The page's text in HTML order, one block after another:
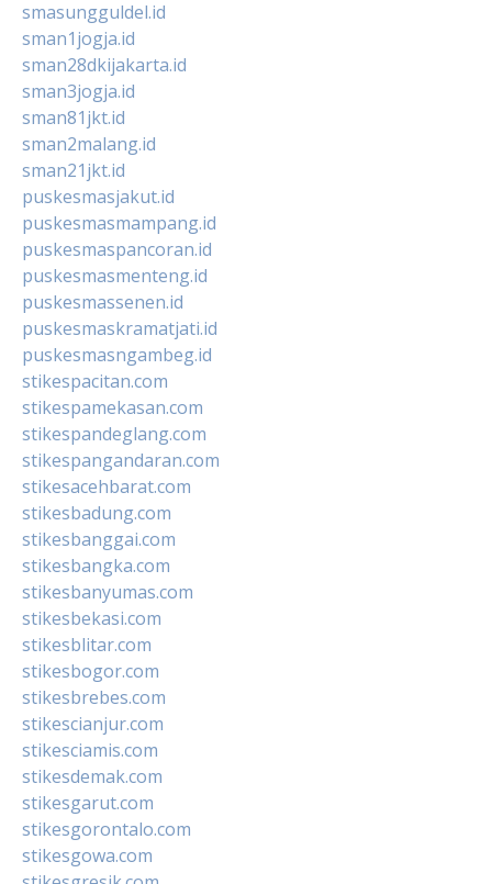
smasungguldel.id
sman1jogja.id
sman28dkijakarta.id
sman3jogja.id
sman81jkt.id
sman2malang.id
sman21jkt.id
puskesmasjakut.id
puskesmasmampang.id
puskesmaspancoran.id
puskesmasmenteng.id
puskesmassenen.id
puskesmaskramatjati.id
puskesmasngambeg.id
stikespacitan.com
stikespamekasan.com
stikespandeglang.com
stikespangandaran.com
stikesacehbarat.com
stikesbadung.com
stikesbanggai.com
stikesbangka.com
stikesbanyumas.com
stikesbekasi.com
stikesblitar.com
stikesbogor.com
stikesbrebes.com
stikescianjur.com
stikesciamis.com
stikesdemak.com
stikesgarut.com
stikesgorontalo.com
stikesgowa.com